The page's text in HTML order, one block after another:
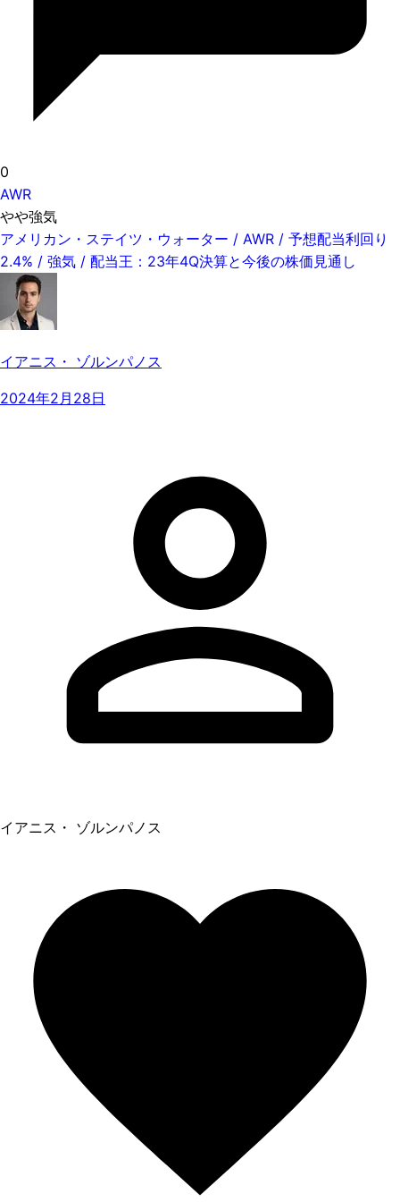
0
AWR
やや強気
アメリカン・ステイツ・ウォーター / AWR / 予想配当利回り
2.4% / 強気 / 配当王：23年4Q決算と今後の株価見通し
イアニス・ ゾルンパノス
2024年2月28日
イアニス・ ゾルンパノス